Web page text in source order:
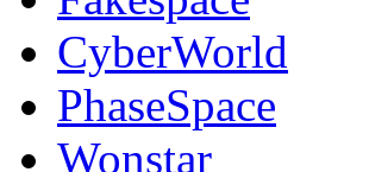
CyberWorld
PhaseSpace
Wonstar